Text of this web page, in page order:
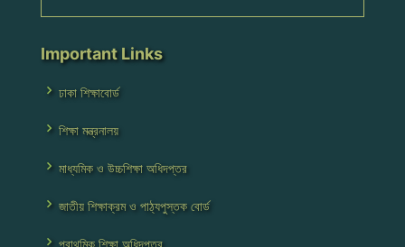
Important Links
ঢাকা শিক্ষাবোর্ড
শিক্ষা মন্ত্রনালয়
মাধ্যমিক ও উচ্চশিক্ষা অধিদপ্তর
জাতীয় শিক্ষাক্রম ও পাঠ্যপুস্তক বোর্ড
প্রাথমিক শিক্ষা অধিদপ্তর